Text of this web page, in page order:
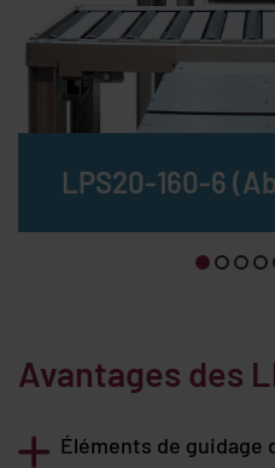
LPS20-160-6
Avantages des
Éléments de guidage